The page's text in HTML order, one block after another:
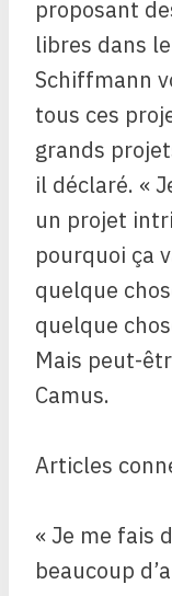
proposant
libres dans
Schiffmann
tous ces
grands
il déclaré. «
un projet
pourquoi ça
quelque
quelque
Mais peut-
Camus.
Articles
« Je me fais
beaucoup